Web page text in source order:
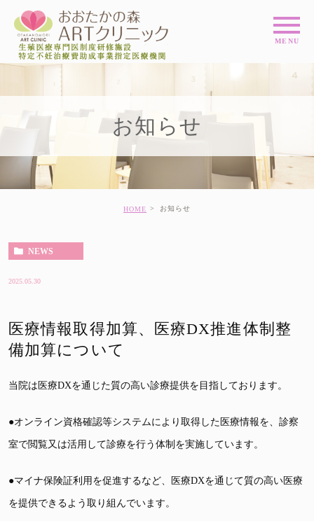
お知らせ
HOME お知らせ
NEWS
2025.05.30
医療情報取得加算、医療DX推進体制整
備加算について
当院は医療DXを通じた質の高い診療提供を目指しております。
●オンライン資格確認等システムにより取得した医療情報を、診察
室で閲覧又は活用して診療を行う体制を実施しています。
●マイナ保険証利用を促進するなど、医療DXを通じて質の高い医療
を提供できるよう取り組んでいます。